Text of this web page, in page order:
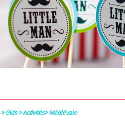
Gids Activités Médiévale